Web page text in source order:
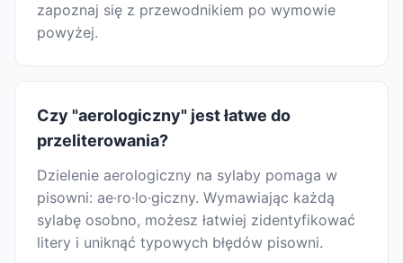
zapoznaj się z przewodnikiem po wymowie
powyżej.
Czy "aerologiczny" jest łatwe do
przeliterowania?
Dzielenie aerologiczny na sylaby pomaga w
pisowni: ae·ro·lo·giczny. Wymawiając każdą
sylabę osobno, możesz łatwiej zidentyfikować
litery i uniknąć typowych błędów pisowni.